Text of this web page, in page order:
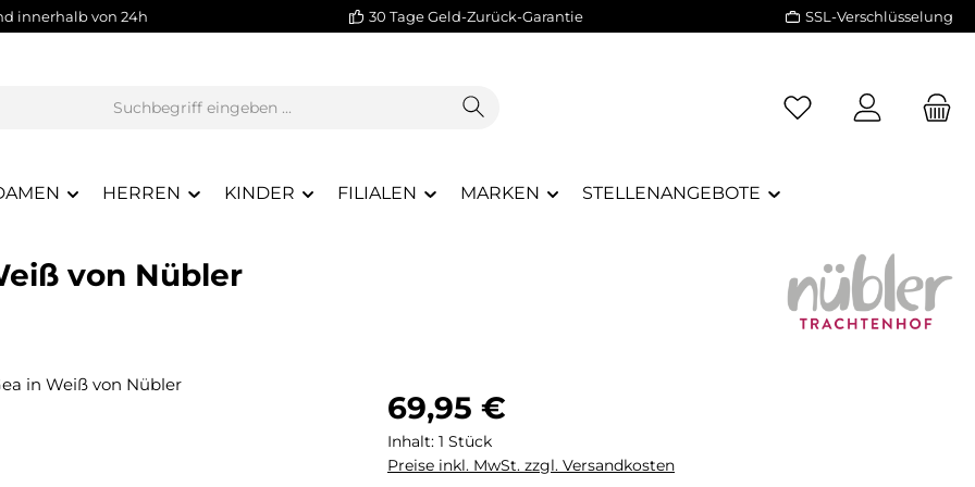
innerhalb von 24h 30 Tage Geld-Zurück-Garantie SSL-Verschlüsselung
HERREN KINDER FILIALEN MARKEN STELLENANGEBOTE
von Nübler
Regulärer Preis:
69,95 €
Inhalt: 1 Stück
Preise inkl. MwSt. zzgl. Versandkosten